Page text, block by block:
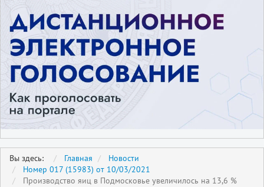
Вы здесь: Главная
Новости
Номер 017 (15983) от 10/03/2021
Производство яиц в Подмосковье увеличилось на 13,6 %